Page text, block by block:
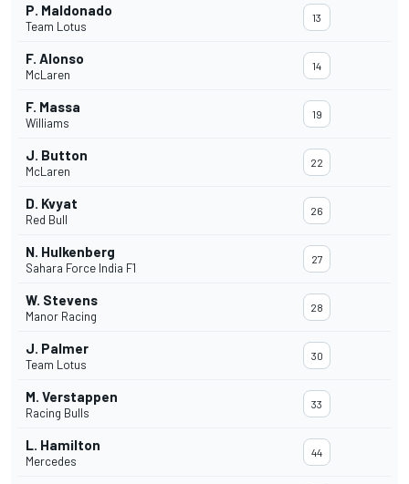
P. Maldonado
Team Lotus
13
F. Alonso
McLaren
14
F. Massa
Williams
19
J. Button
McLaren
22
D. Kvyat
Red Bull
26
N. Hulkenberg
Sahara Force India F1
27
W. Stevens
Manor Racing
28
J. Palmer
Team Lotus
30
M. Verstappen
Racing Bulls
33
L. Hamilton
Mercedes
44